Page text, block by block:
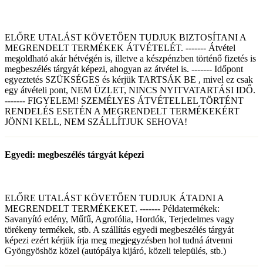
ELŐRE UTALÁST KÖVETŐEN TUDJUK BIZTOSÍTANI A
MEGRENDELT TERMÉKEK ÁTVÉTELÉT. ------- Átvétel
megoldható akár hétvégén is, illetve a készpénzben történő fizetés is
megbeszélés tárgyát képezi, ahogyan az átvétel is. ------- Időpont
egyeztetés SZÜKSÉGES és kérjük TARTSÁK BE , mivel ez csak
egy átvételi pont, NEM ÜZLET, NINCS NYITVATARTÁSI IDŐ.
------- FIGYELEM! SZEMÉLYES ÁTVÉTELLEL TÖRTÉNT
RENDELÉS ESETÉN A MEGRENDELT TERMÉKEKÉRT
JÖNNI KELL, NEM SZÁLLÍTJUK SEHOVA!
Egyedi: megbeszélés tárgyát képezi
ELŐRE UTALÁST KÖVETŐEN TUDJUK ÁTADNI A
MEGRENDELT TERMÉKEKET. ------- Példatermékek:
Savanyító edény, Műfű, Agrofólia, Hordók, Terjedelmes vagy
törékeny termékek, stb. A szállítás egyedi megbeszélés tárgyát
képezi ezért kérjük írja meg megjegyzésben hol tudná átvenni
Gyöngyöshöz közel (autópálya kijáró, közeli település, stb.)